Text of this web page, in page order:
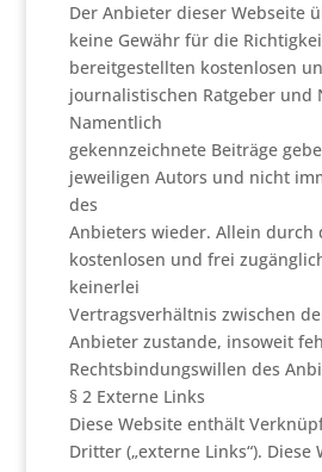
Der Anbieter dieser Webseite
keine Gewähr für die
bereitgestellten kostenlosen
journalistischen Ratgeber und
Namentlich
gekennzeichnete Beiträge
jeweiligen Autors und nicht
des
Anbieters wieder. Allein durch
kostenlosen und frei
keinerlei
Vertragsverhältnis zwischen
Anbieter zustande, insoweit
Rechtsbindungswillen des
§ 2 Externe Links
Diese Website enthält
Dritter („externe Links“). Diese